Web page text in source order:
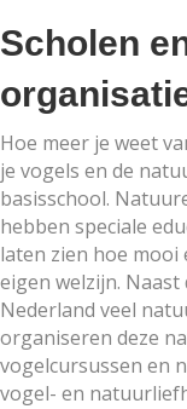
Scholen
Hoe meer je weet
je vogels en de
basisschool.
hebben speciale
laten zien hoe
eigen welzijn.
Nederland veel
organiseren deze
vogelcursussen en
vogel- en